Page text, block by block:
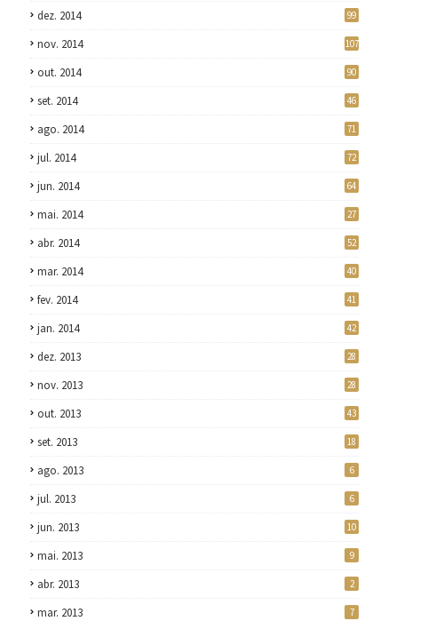
dez. 2014 99
nov. 2014 107
out. 2014 90
set. 2014 46
ago. 2014 71
jul. 2014 72
jun. 2014 64
mai. 2014 27
abr. 2014 52
mar. 2014 40
fev. 2014 41
jan. 2014 42
dez. 2013 28
nov. 2013 28
out. 2013 43
set. 2013 18
ago. 2013 6
jul. 2013 6
jun. 2013 10
mai. 2013 9
abr. 2013 2
mar. 2013 7